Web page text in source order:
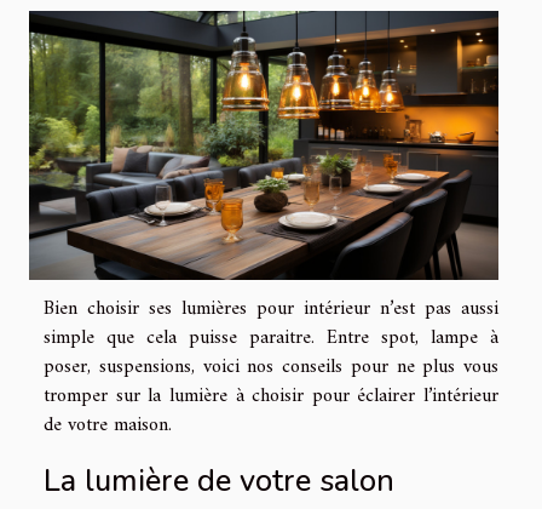
Bien choisir ses lumières pour intérieur n’est pas aussi
simple que cela puisse paraitre. Entre spot, lampe à
poser, suspensions, voici nos conseils pour ne plus vous
tromper sur la lumière à choisir pour éclairer l’intérieur
de votre maison.
La lumière de votre salon